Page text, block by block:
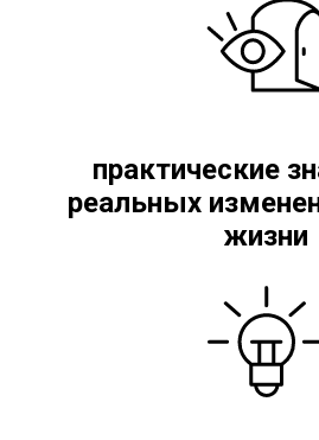
практические
реальных
жизни